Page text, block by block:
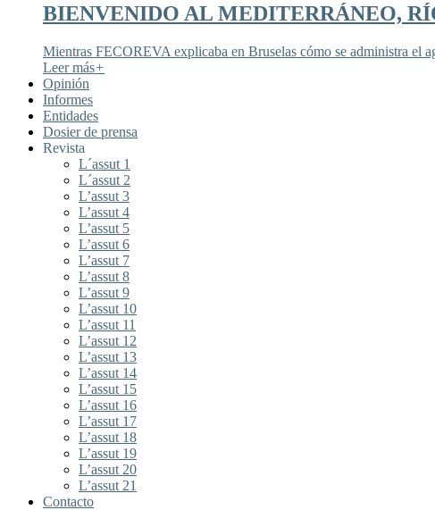
BIENVENIDO AL MEDITERRÁNEO,
Mientras FECOREVA explicaba en Bruselas cómo se administra el
Leer más+
Opinión
Informes
Entidades
Dosier de prensa
Revista
L´assut 1
L´assut 2
L’assut 3
L’assut 4
L’assut 5
L’assut 6
L’assut 7
L’assut 8
L’assut 9
L’assut 10
L’assut 11
L’assut 12
L’assut 13
L’assut 14
L’assut 15
L’assut 16
L’assut 17
L’assut 18
L’assut 19
L’assut 20
L’assut 21
Contacto